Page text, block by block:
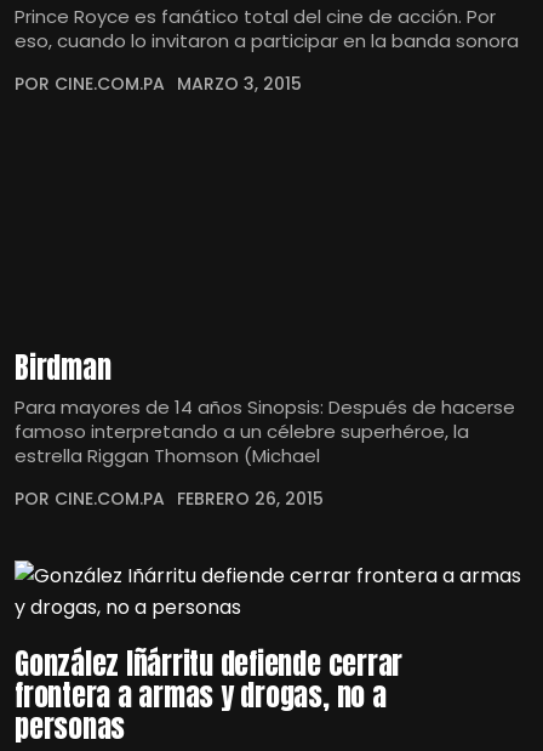
Prince Royce es fanático total del cine de acción. Por
eso, cuando lo invitaron a participar en la banda sonora
POR CINE.COM.PA MARZO 3, 2015
Birdman
Para mayores de 14 años Sinopsis: Después de hacerse
famoso interpretando a un célebre superhéroe, la
estrella Riggan Thomson (Michael
POR CINE.COM.PA FEBRERO 26, 2015
González Iñárritu defiende cerrar
frontera a armas y drogas, no a
personas